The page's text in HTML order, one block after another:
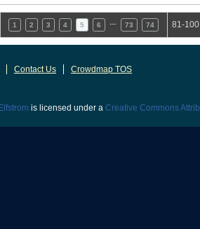
1 2 3 4 5 6 73 74 81-
Contact Us Crowdmap TOS
is licensed under a Creative Commons